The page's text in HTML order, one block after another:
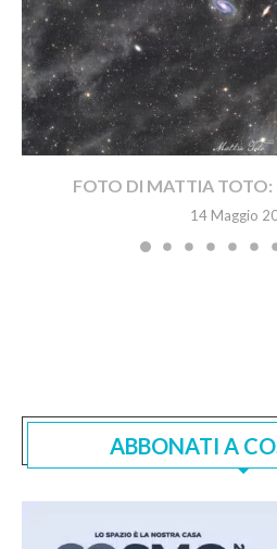
FOTO DI MATTIA TOTO:
14 Maggio
ABBONATI A